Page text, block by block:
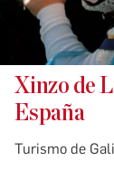
Xinzo de
España
Turismo de